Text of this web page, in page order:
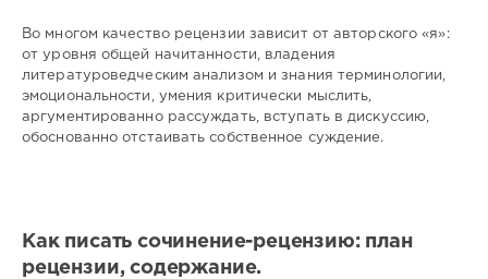
Во многом качество рецензии зависит от авторского «я»:
от уровня общей начитанности, владения
литературоведческим анализом и знания терминологии,
эмоциональности, умения критически мыслить,
аргументированно рассуждать, вступать в дискуссию,
обоснованно отстаивать собственное суждение.
Как писать сочинение-рецензию: план
рецензии, содержание.